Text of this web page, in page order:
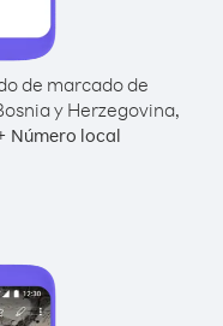
de marcado de
y Herzegovina,
Número local